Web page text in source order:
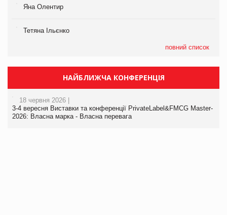
Яна Олентир
Тетяна Ільєнко
повний список
НАЙБЛИЖЧА КОНФЕРЕНЦІЯ
18 червня 2026 |
3-4 вересня Виставки та конференції PrivateLabel&FMCG Master-
2026: Власна марка - Власна перевага